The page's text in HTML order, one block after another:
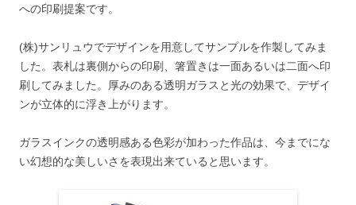
への印刷提案です。
(株)サンリュウでデザインを用意してサンプルを作製してみま
した。表札は裏側からの印刷、箸置きは一面あるいは二面へ印
刷してみました。厚みのある透明ガラスと光の効果で、デザイ
ンが立体的に浮き上がります。
ガラスインクの透明感ある色彩が加わった作品は、今までにな
い幻想的な美しいさを表現出来ていると思います。